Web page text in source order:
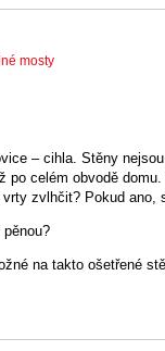
mosty
– cihla. Stěny
celém obvodě
zvlhčit? Pokud ano,
na takto ošetřené